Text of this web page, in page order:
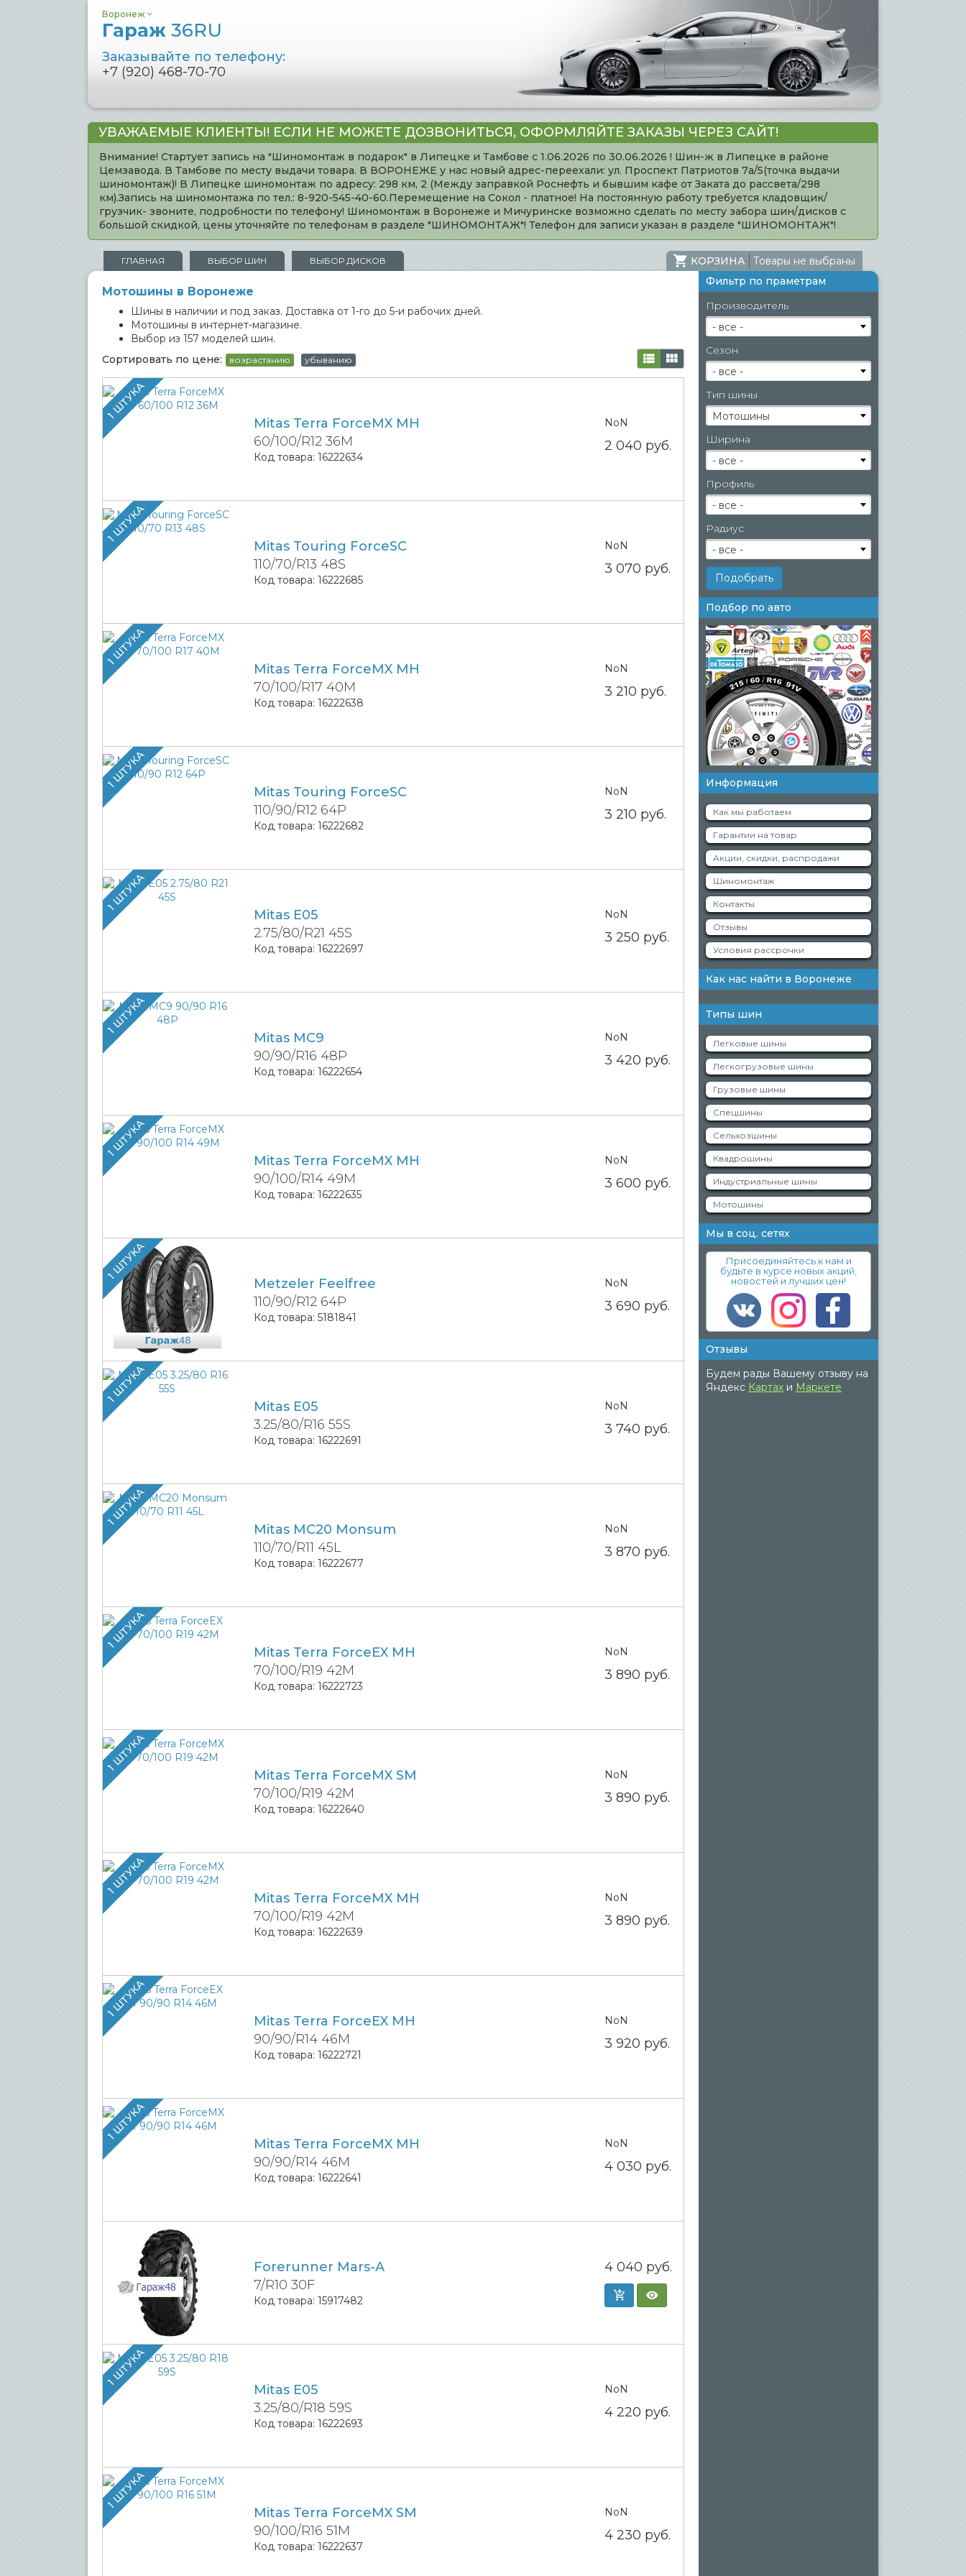
Воронеж
Гараж 36RU
Заказывайте по телефону:
+7 (920) 468-70-70
УВАЖАЕМЫЕ КЛИЕНТЫ! ЕСЛИ НЕ МОЖЕТЕ ДОЗВОНИТЬСЯ, ОФОРМЛЯЙТЕ ЗАКАЗЫ ЧЕРЕЗ САЙТ!
Внимание! Стартует запись на "Шиномонтаж в подарок" в Липецке и Тамбове с 1.06.2026 по 30.06.2026 ! Шин-ж в Липецке в районе
Цемзавода. В Тамбове по месту выдачи товара. В ВОРОНЕЖЕ у нас новый адрес-переехали: ул. Проспект Патриотов 7а/5(точка выдачи
шиномонтаж)! В Липецке шиномонтаж по адресу: 298 км, 2 (Между заправкой Роснефть и бывшим кафе от Заката до рассвета/298
км).Запись на шиномонтажа по тел.: 8-920-545-40-60.Перемещение на Сокол - платное! На постоянную работу требуется кладовщик/
грузчик- звоните, подробности по телефону! Шиномонтаж в Воронеже и Мичуринске возможно сделать по месту забора шин/дисков с
большой скидкой, цены уточняйте по телефонам в разделе "ШИНОМОНТАЖ"! Телефон для записи указан в разделе "ШИНОМОНТАЖ"!
ГЛАВНАЯ ВЫБОР ШИН ВЫБОР ДИСКОВ КОРЗИНА Товары не выбраны
Мотошины в Воронеже
Шины в наличии и под заказ. Доставка от 1-го до 5-и рабочих дней.
Мотошины в интернет-магазине.
Выбор из 157 моделей шин.
Сортировать по цене:
возрастанию убыванию
1 ШТУКА
Mitas Terra ForceMX MH
60/100/R12 36M
Код товара: 16222634
NoN
2 040 руб.
1 ШТУКА
Mitas Touring ForceSC
110/70/R13 48S
Код товара: 16222685
NoN
3 070 руб.
1 ШТУКА
Mitas Terra ForceMX MH
70/100/R17 40M
Код товара: 16222638
NoN
3 210 руб.
1 ШТУКА
Mitas Touring ForceSC
110/90/R12 64P
Код товара: 16222682
NoN
3 210 руб.
1 ШТУКА
Mitas E05
2.75/80/R21 45S
Код товара: 16222697
NoN
3 250 руб.
1 ШТУКА
Mitas MC9
90/90/R16 48P
Код товара: 16222654
NoN
3 420 руб.
1 ШТУКА
Mitas Terra ForceMX MH
90/100/R14 49M
Код товара: 16222635
NoN
3 600 руб.
1 ШТУКА
Metzeler Feelfree
110/90/R12 64P
Код товара: 5181841
NoN
3 690 руб.
1 ШТУКА
Mitas E05
3.25/80/R16 55S
Код товара: 16222691
NoN
3 740 руб.
1 ШТУКА
Mitas MC20 Monsum
110/70/R11 45L
Код товара: 16222677
NoN
3 870 руб.
1 ШТУКА
Mitas Terra ForceEX MH
70/100/R19 42M
Код товара: 16222723
NoN
3 890 руб.
1 ШТУКА
Mitas Terra ForceMX SM
70/100/R19 42M
Код товара: 16222640
NoN
3 890 руб.
1 ШТУКА
Mitas Terra ForceMX MH
70/100/R19 42M
Код товара: 16222639
NoN
3 890 руб.
1 ШТУКА
Mitas Terra ForceEX MH
90/90/R14 46M
Код товара: 16222721
NoN
3 920 руб.
1 ШТУКА
Mitas Terra ForceMX MH
90/90/R14 46M
Код товара: 16222641
NoN
4 030 руб.
Forerunner Mars-A
7/R10 30F
Код товара: 15917482
4 040 руб.
1 ШТУКА
Mitas E05
3.25/80/R18 59S
Код товара: 16222693
NoN
4 220 руб.
1 ШТУКА
Mitas Terra ForceMX SM
90/100/R16 51M
Код товара: 16222637
NoN
4 230 руб.
Фильтр по праметрам
Производитель
- все -
Сезон
- все -
Тип шины
Мотошины
Ширина
- все -
Профиль
- все -
Радиус
- все -
Подбор по авто
Информация
Как мы работаем
Гарантии на товар
Акции, скидки, распродажи
Шиномонтаж
Контакты
Отзывы
Условия рассрочки
Как нас найти в Воронеже
Типы шин
Легковые шины
Легкогрузовые шины
Грузовые шины
Спецшины
Сельхозшины
Квадрошины
Индустриальные шины
Мотошины
Мы в соц. сетях
Присоединяйтесь к нам и
будьте в курсе новых акций,
новостей и лучших цен!
Отзывы
Будем рады Вашему отзыву на
Яндекс Картах и Маркете